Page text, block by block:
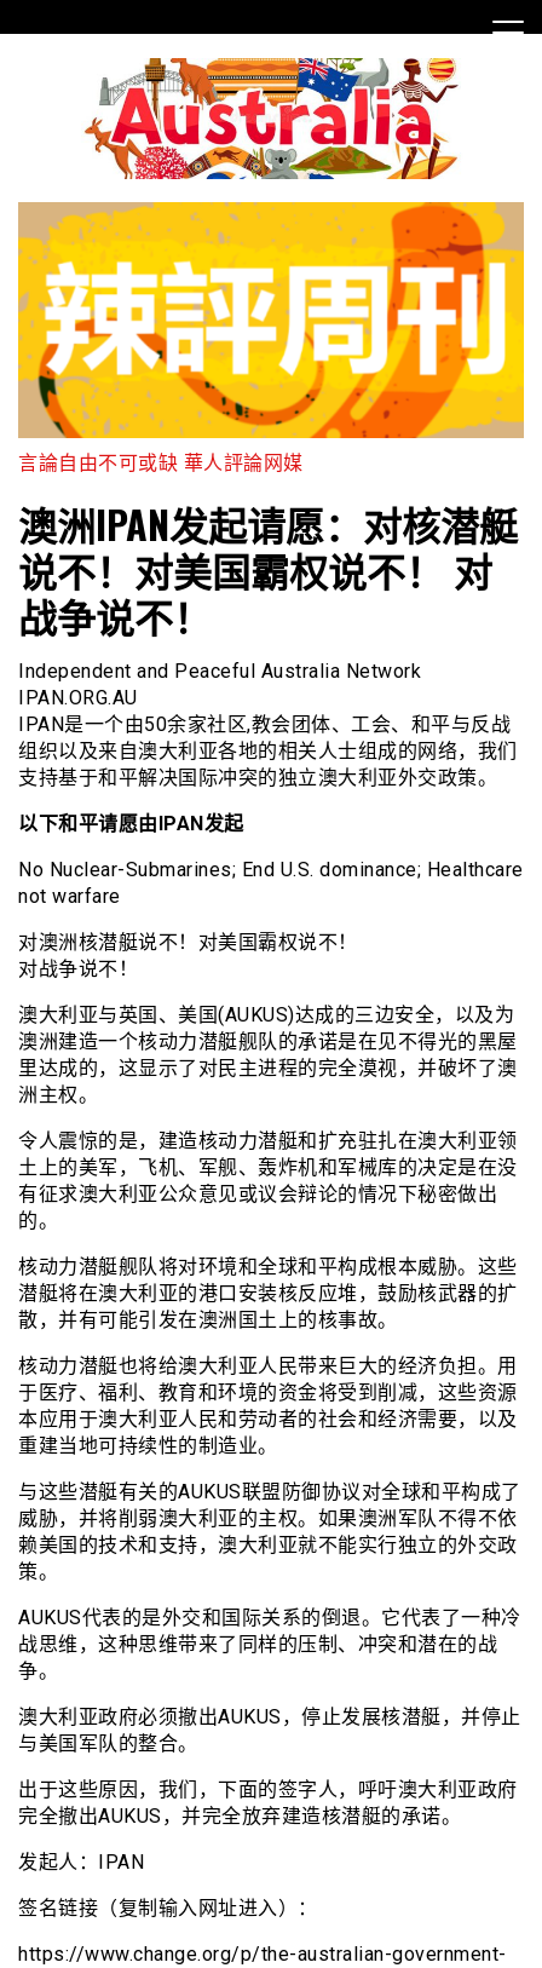
to
言論自由不可或缺 華人評論网媒
澳洲IPAN发起请愿：对核潜艇
说不！对美国霸权说不！ 对
战争说不！
Independent and Peaceful Australia Network
IPAN.ORG.AU
IPAN是一个由50余家社区,教会团体、工会、和平与反战
组织以及来自澳大利亚各地的相关人士组成的网络，我们
支持基于和平解决国际冲突的独立澳大利亚外交政策。
以下和平请愿由IPAN发起
No Nuclear-Submarines; End U​.​S. dominance; Healthcare
not warfare
对澳洲核潜艇说不！对美国霸权说不！
对战争说不！
澳大利亚与英国、美国(AUKUS)达成的三边安全，以及为
澳洲建造一个核动力潜艇舰队的承诺是在见不得光的黑屋
里达成的，这显示了对民主进程的完全漠视，并破坏了澳
洲主权。
令人震惊的是，建造核动力潜艇和扩充驻扎在澳大利亚领
土上的美军，飞机、军舰、轰炸机和军械库的决定是在没
有征求澳大利亚公众意见或议会辩论的情况下秘密做出
的。
核动力潜艇舰队将对环境和全球和平构成根本威胁。这些
潜艇将在澳大利亚的港口安装核反应堆，鼓励核武器的扩
散，并有可能引发在澳洲国土上的核事故。
核动力潜艇也将给澳大利亚人民带来巨大的经济负担。用
于医疗、福利、教育和环境的资金将受到削减，这些资源
本应用于澳大利亚人民和劳动者的社会和经济需要，以及
重建当地可持续性的制造业。
与这些潜艇有关的AUKUS联盟防御协议对全球和平构成了
威胁，并将削弱澳大利亚的主权。如果澳洲军队不得不依
赖美国的技术和支持，澳大利亚就不能实行独立的外交政
策。
AUKUS代表的是外交和国际关系的倒退。它代表了一种冷
战思维，这种思维带来了同样的压制、冲突和潜在的战
争。
澳大利亚政府必须撤出AUKUS，停止发展核潜艇，并停止
与美国军队的整合。
出于这些原因，我们，下面的签字人，呼吁澳大利亚政府
完全撤出AUKUS，并完全放弃建造核潜艇的承诺。
发起人：IPAN
签名链接（复制输入网址进入）：
https://www.change.org/p/the-australian-government-